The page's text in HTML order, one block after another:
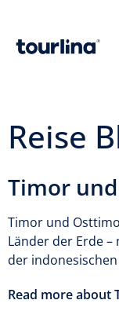
Reise
Timor
Timor und
Länder der Erde
der
Read more about